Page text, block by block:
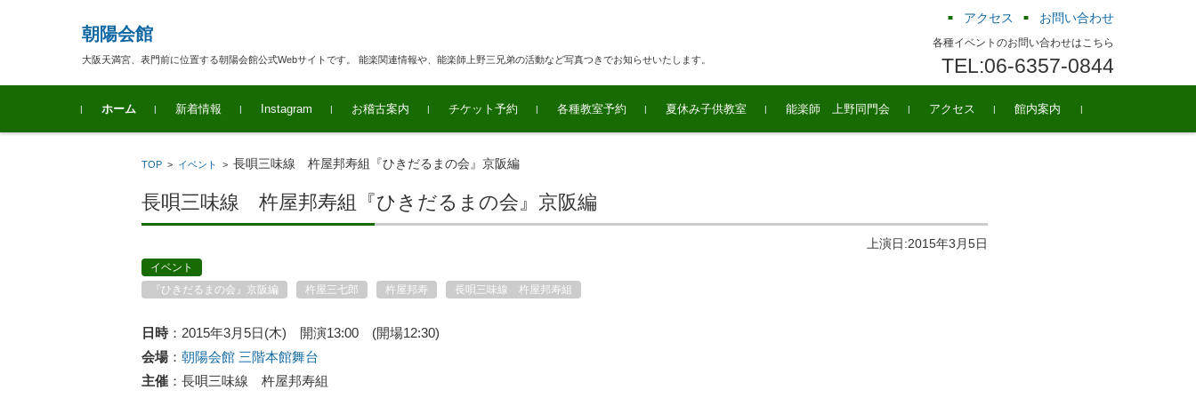
朝陽会館
大阪天満宮、表門前に位置する朝陽会館公式Webサイトです。 能楽関連情報や、能楽師上野三兄弟の活動など写真つきでお知らせいたします。
アクセス お問い合わせ
各種イベントのお問い合わせはこちら
TEL:06-6357-0844
コンテンツに移動
ホーム
新着情報 Instagram お稽古案内 チケット予約 各種教室予約 夏休み子供教室 能楽師 上野同門会 アクセス 館内案内
TOP > イベント >長唄三味線 杵屋邦寿組『ひきだるまの会』京阪編
長唄三味線 杵屋邦寿組『ひきだるまの会』京阪編
上演日:2015年3月5日
イベント
『ひきだるまの会』京阪編
杵屋三七郎 杵屋邦寿 長唄三味線 杵屋邦寿組
日時：2015年3月5日(木) 開演13:00 (開場12:30)
会場：朝陽会館 三階本館舞台
主催 ：長唄三味線 杵屋邦寿組